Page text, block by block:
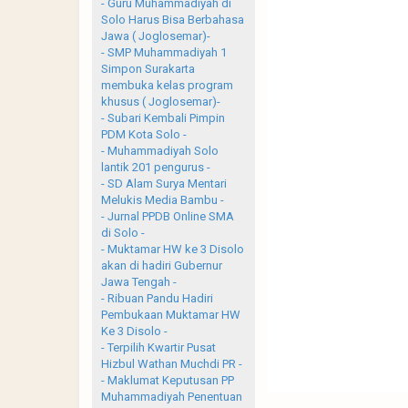
- Guru Muhammadiyah di
Solo Harus Bisa Berbahasa
Jawa ( Joglosemar)-
- SMP Muhammadiyah 1
Simpon Surakarta
membuka kelas program
khusus ( Joglosemar)-
- Subari Kembali Pimpin
PDM Kota Solo -
- Muhammadiyah Solo
lantik 201 pengurus -
- SD Alam Surya Mentari
Melukis Media Bambu -
- Jurnal PPDB Online SMA
di Solo -
- Muktamar HW ke 3 Disolo
akan di hadiri Gubernur
Jawa Tengah -
- Ribuan Pandu Hadiri
Pembukaan Muktamar HW
Ke 3 Disolo -
- Terpilih Kwartir Pusat
Hizbul Wathan Muchdi PR -
- Maklumat Keputusan PP
Muhammadiyah Penentuan